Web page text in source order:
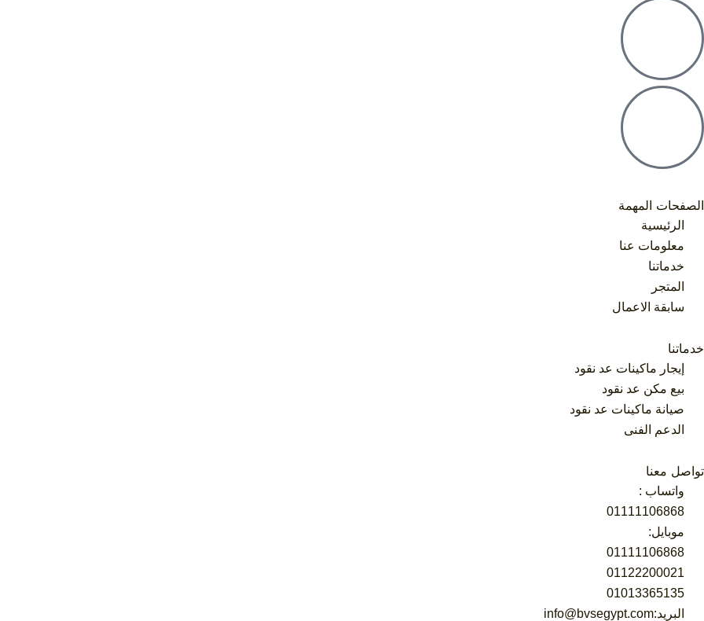
الصفحات المهمة
الرئيسية
معلومات عنا
خدماتنا
المتجر
سابقة الاعمال
خدماتنا
إيجار ماكينات عد نقود
بيع مكن عد نقود
صيانة ماكينات عد نقود
الدعم الفنى
تواصل معنا
واتساب :
01111106868
موبايل:
01013365135
البريد: info@bvsegypt.com